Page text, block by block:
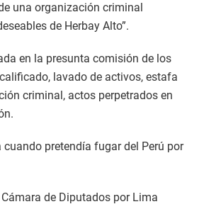
una organización criminal
de Herbay Alto”.
en la presunta comisión de los
lavado de activos, estafa
criminal, actos perpetrados en
pretendía fugar del Perú por
de Diputados por Lima